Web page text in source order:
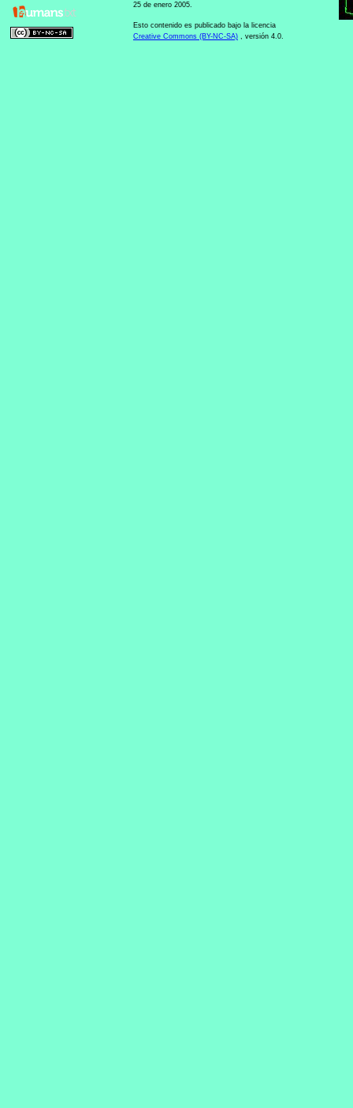
25 de enero 2005.
Esto contenido es publicado bajo la licencia
Creative Commons (BY-NC-SA) , versión 4.0.